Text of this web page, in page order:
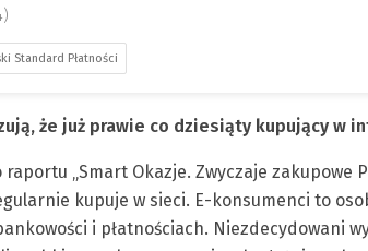
Standard Płatności
że już prawie co dziesiąty kupujący w
„Smart Okazje. Zwyczaje zakupowe
kupuje w sieci. E-konsumenci to
i płatnościach. Niezdecydowani